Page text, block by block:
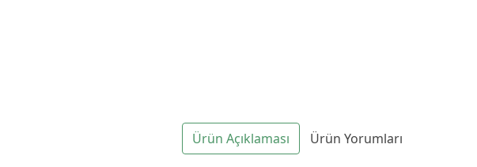
Ürün Açıklaması Ürün Yorumları